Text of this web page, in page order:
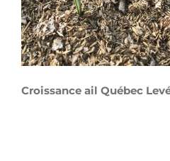
Croissance ail Québec